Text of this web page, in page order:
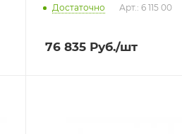
Достаточно Арт.: 6 115 00
76 835Руб./шт